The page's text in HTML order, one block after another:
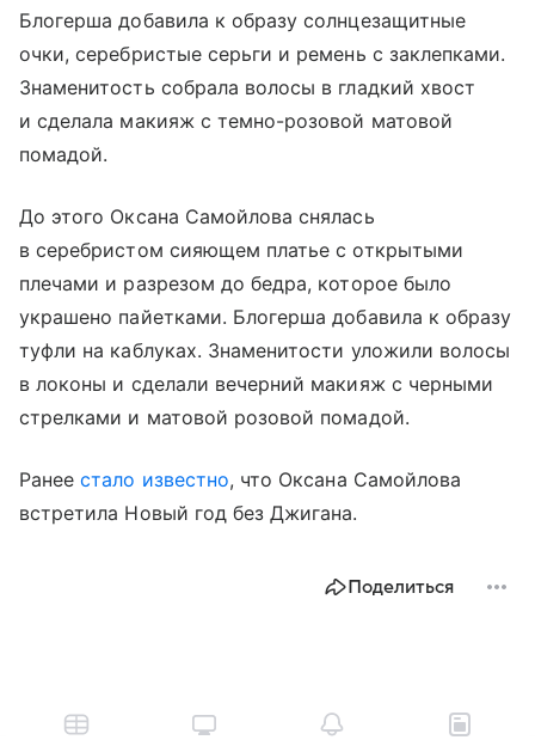
Блогерша добавила к образу солнцезащитные
очки, серебристые серьги и ремень с заклепками.
Знаменитость собрала волосы в гладкий хвост
и сделала макияж с темно-розовой матовой
помадой.
До этого Оксана Самойлова снялась
в серебристом сияющем платье с открытыми
плечами и разрезом до бедра, которое было
украшено пайетками. Блогерша добавила к образу
туфли на каблуках. Знаменитости уложили волосы
в локоны и сделали вечерний макияж с черными
стрелками и матовой розовой помадой.
Ранеестало известно, что Оксана Самойлова
встретила Новый год без Джигана.
Поделиться